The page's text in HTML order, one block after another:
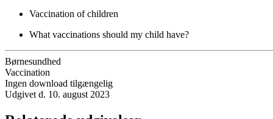
Vaccination of children
What vaccinations should my child have?
Børnesundhed
Vaccination
Ingen download tilgængelig
Udgivet d. 10. august 2023